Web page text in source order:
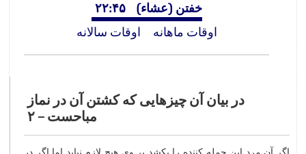
خفتن (عشاء)
۲۲:۴۵
اوقات ماهانه
اوقات سالانه
در بیان آن چیزهایی كه كشتن آن در نماز
مباحست – ۲
اگر آن مرد این حمله كننده را بكشد بر وی هیچ لازم نیاید اما اگر در